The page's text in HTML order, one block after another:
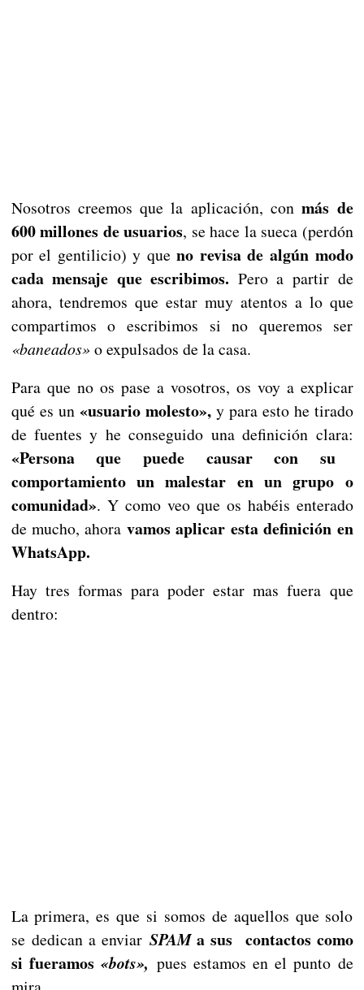
Nosotros creemos que la aplicación, conmás de
600 millones de usuarios, se hace la sueca (perdón
por el gentilicio) y que no revisa de algún modo
cada mensaje que escribimos. Pero a partir de
ahora, tendremos que estar muy atentos a lo que
compartimos o escribimos si no queremos ser
«baneados»o expulsados de la casa.
Para que no os pase a vosotros, os voy a explicar
qué es un «usuario molesto»,y para esto he tirado
de fuentes y he conseguido una definición clara:
«Persona que puede causar con su
comportamiento un malestar en un grupo o
comunidad». Y como veo que os habéis enterado
de mucho, ahora vamos aplicar esta definición en
WhatsApp.
Hay tres formas para poder estar mas fuera que
dentro:
La primera, es que si somos de aquellos que solo
se dedican a enviar SPAMa sus contactos como
si fueramos «bots», pues estamos en el punto de